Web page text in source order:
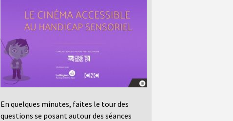
En quelques minutes, faites le tour des
questions se posant autour des séances